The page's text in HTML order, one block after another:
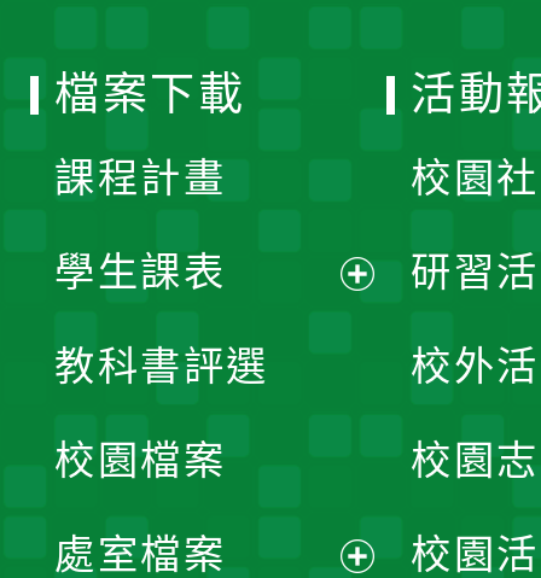
檔案下載
課程計畫
學生課表
單
教科書評選
校園檔案
處室檔案
活動
校園
研習
校外
校園
校園